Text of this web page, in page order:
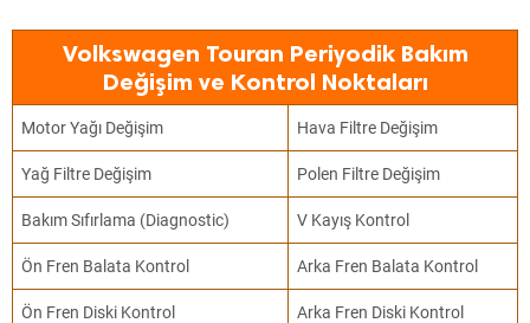
Volkswagen Touran Periyodik Bakım
Değişim ve Kontrol Noktaları
Motor Yağı Değişim Hava Filtre Değişim
Yağ Filtre Değişim Polen Filtre Değişim
Bakım Sıfırlama (Diagnostic) V Kayış Kontrol
Ön Fren Balata Kontrol Arka Fren Balata Kontrol
Ön Fren Diski Kontrol Arka Fren Diski Kontrol